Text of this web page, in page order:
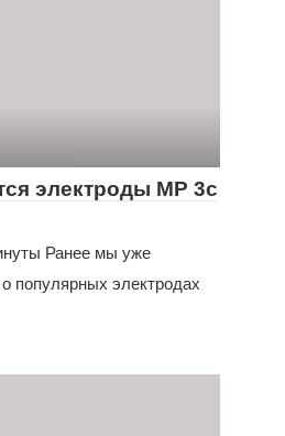
электроды МР 3с
Ранее мы уже
популярных электродах